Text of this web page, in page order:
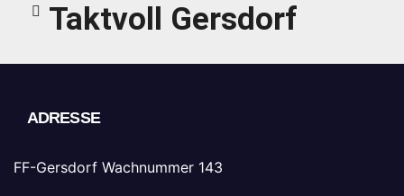
Taktvoll Gersdorf
ADRESSE
FF-Gersdorf Wachnummer 143